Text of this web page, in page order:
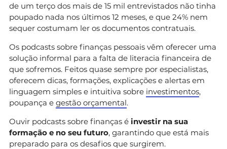
de um terço dos mais de 15 mil entrevistados não tinha
poupado nada nos últimos 12 meses, e que 24% nem
sequer costumam ler os documentos contratuais.
Os podcasts sobre finanças pessoais vêm oferecer uma
solução informal para a falta de literacia financeira de
que sofremos. Feitos quase sempre por especialistas,
oferecem dicas, formações, explicações e alertas em
linguagem simples e intuitiva sobre investimentos,
poupança e gestão orçamental.
Ouvir podcasts sobre finanças é investir na sua
formação e no seu futuro, garantindo que está mais
preparado para os desafios que surgirem.